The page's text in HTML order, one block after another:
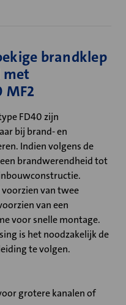
brandklep
met
MF2
FD40 zijn
bij brand- en
Indien volgens de
brandwerendheid tot
van twee
van een
voor snelle montage.
is het noodzakelijk de
te volgen.
grotere kanalen of